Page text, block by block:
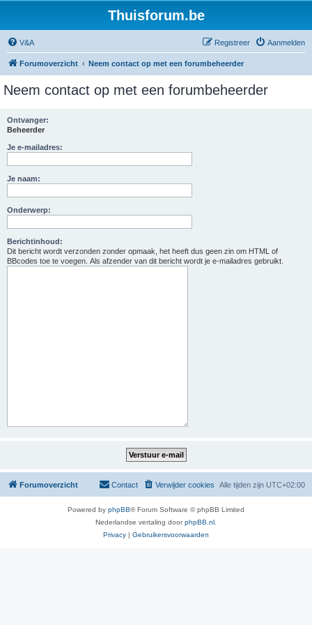
Thuisforum.be
V&A Aanmelden
Registreer
Forumoverzicht Neem contact op met een forumbeheerder
Neem contact op met een forumbeheerder
Ontvanger:
Beheerder
Je e-mailadres:
Je naam:
Onderwerp:
Berichtinhoud:
Dit bericht wordt verzonden zonder opmaak, het heeft dus geen zin om HTML of
BBcodes toe te voegen. Als afzender van dit bericht wordt je e-mailadres gebruikt.
Forumoverzicht Alle tijden zijn UTC+02:00
Verwijder cookies
Contact
Powered by phpBB® Forum Software © phpBB Limited
Nederlandse vertaling doorphpBB.nl
Privacy | Gebruikersvoorwaarden